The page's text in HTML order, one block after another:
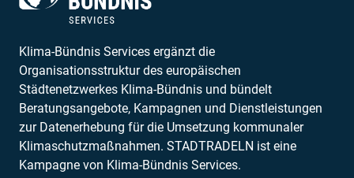
Klima-Bündnis Services ergänzt die
Organisationsstruktur des europäischen
Städtenetzwerkes Klima-Bündnis und bündelt
Beratungsangebote, Kampagnen und Dienstleistungen
zur Datenerhebung für die Umsetzung kommunaler
Klimaschutzmaßnahmen. STADTRADELN ist eine
Kampagne von Klima-Bündnis Services.